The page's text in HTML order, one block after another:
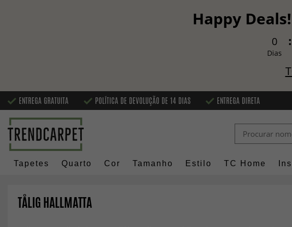
Happy Deals!
0
Dias
ENTREGA GRATUITA POLÍTICA DE DEVOLUÇÃO DE 14 DIAS ENTREGA DIRETA
Tapetes Quarto Cor Tamanho Estilo TC Home
TÅLIG HALLMATTA